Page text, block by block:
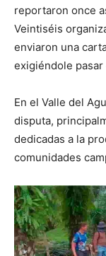
reportaron once
Veintiséis
enviaron una
exigiéndole
En el Valle del
disputa,
dedicadas a la
comunidades